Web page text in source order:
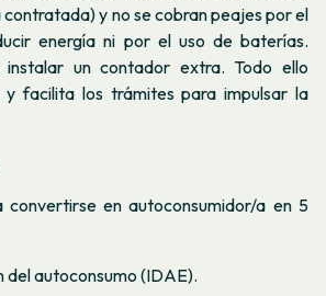
y no se cobran peajes por el
energía ni por el uso de baterías.
instalar un contador extra. Todo ello
facilita los trámites para impulsar la
convertirse en autoconsumidor/a en 5
del autoconsumo (IDAE).